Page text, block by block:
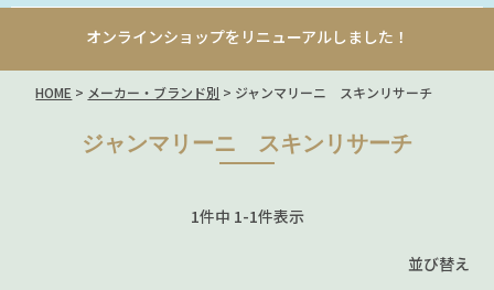
オンラインショップをリニューアルしました！
HOME メーカー・ブランド別 ジャンマリーニ スキンリサーチ
ジャンマリーニ スキンリサーチ
並び替え
1件中 1-1件表示